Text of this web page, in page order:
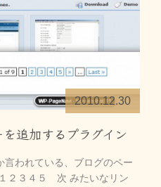
2010.12.30
追加するプラグイン
われている、ブログのペー
２３４５ 次 みたいなリン